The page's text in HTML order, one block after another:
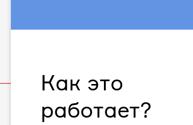
Как это
работает?